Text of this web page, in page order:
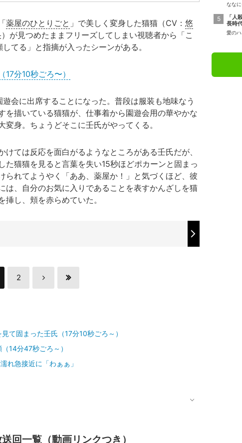
薬屋のひとりごと 」で美しく変身した猫猫（CV： 悠
が見つめたままフリーズしてしまい視聴者から「こ
てる」と指摘が入ったシーンがある。
分10秒ごろ〜）
会に出席することになった。普段は服装も地味なう
を描いている猫猫が、仕事着から園遊会用の華やかな
身。ちょうどそこに壬氏がやってくる。
ては反応を面白がるようなところがある壬氏だが、
た猫猫を見ると言葉を失い15秒ほどポカーンと固まっ
られてようやく「ああ、薬屋か！」と気づくほど、彼
は、自分のお気に入りであることを表すかんざしを猫
し、頬を赤らめていた。
2
て固まった壬氏（17分10秒ごろ～）
14分47秒ごろ～）
れ急接近に「わぁぁ」
回一覧（動画リンクつき）
なな
「人
長時
愛の